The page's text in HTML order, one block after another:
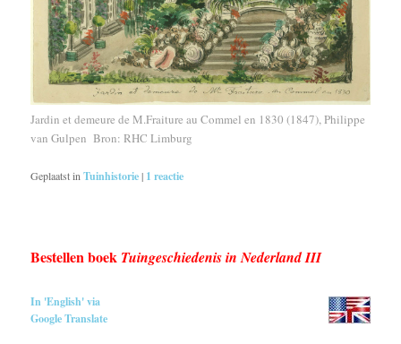
Jardin et demeure de M.Fraiture au Commel en 1830 (1847), Philippe
van Gulpen Bron: RHC Limburg
Geplaatst in Tuinhistorie| 1 reactie
Bestellen boek Tuingeschiedenis in Nederland III
In 'English' via
Google Translate